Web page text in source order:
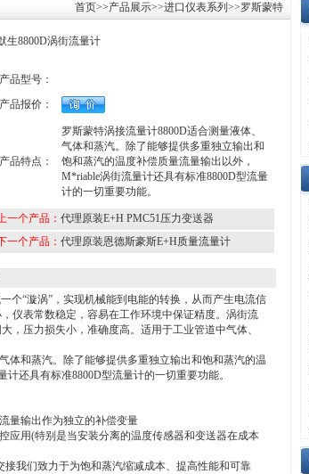
首页>>产品展示>>进口仪表系列 >>罗斯蒙特
生8800D涡街流量计
产品型号：
产品报价：
产品特点：
罗斯蒙特涡接流量计8800D适合测量液体、
气体和蒸汽。除了能够提供多重独立输出和
饱和蒸汽的温度补偿质量流量输出以外，
M*riable涡街流量计还具有标准8800D型流量
计的一切重要功能。
一个产品： 代理原装E+H PMC51压力变送器
一个产品： 代理原装恩德斯豪斯E+H质量流量计
个“漩涡”，实现机械能到电能的转换，从而产生电流信
仪表常数稳定，容易在工作环境中保证精度。涡街流
，压力损失小，准确度高。适用于工业管道中气体、
体和蒸汽。除了能够提供多重独立输出和饱和蒸汽的温
还具有标准8800D型流量计的一切重要功能。
量输出作为独立的补偿变量
应用(特别是当安装分离的温度传感器和变送器在成本
我们致力于为饱和蒸汽缩减成本、提高性能和可靠